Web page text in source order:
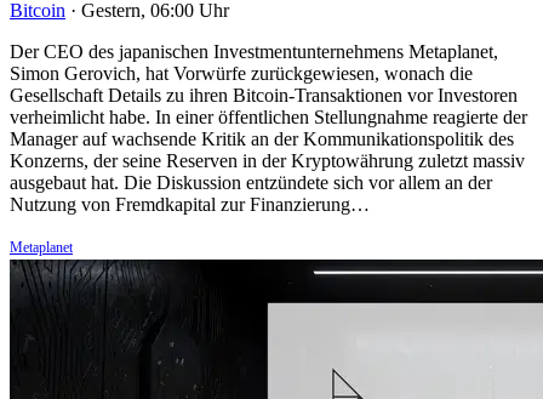
Bitcoin · Gestern, 06:00 Uhr
Der CEO des japanischen Investmentunternehmens Metaplanet,
Simon Gerovich, hat Vorwürfe zurückgewiesen, wonach die
Gesellschaft Details zu ihren Bitcoin-Transaktionen vor Investoren
verheimlicht habe. In einer öffentlichen Stellungnahme reagierte der
Manager auf wachsende Kritik an der Kommunikationspolitik des
Konzerns, der seine Reserven in der Kryptowährung zuletzt massiv
ausgebaut hat. Die Diskussion entzündete sich vor allem an der
Nutzung von Fremdkapital zur Finanzierung…
Metaplanet